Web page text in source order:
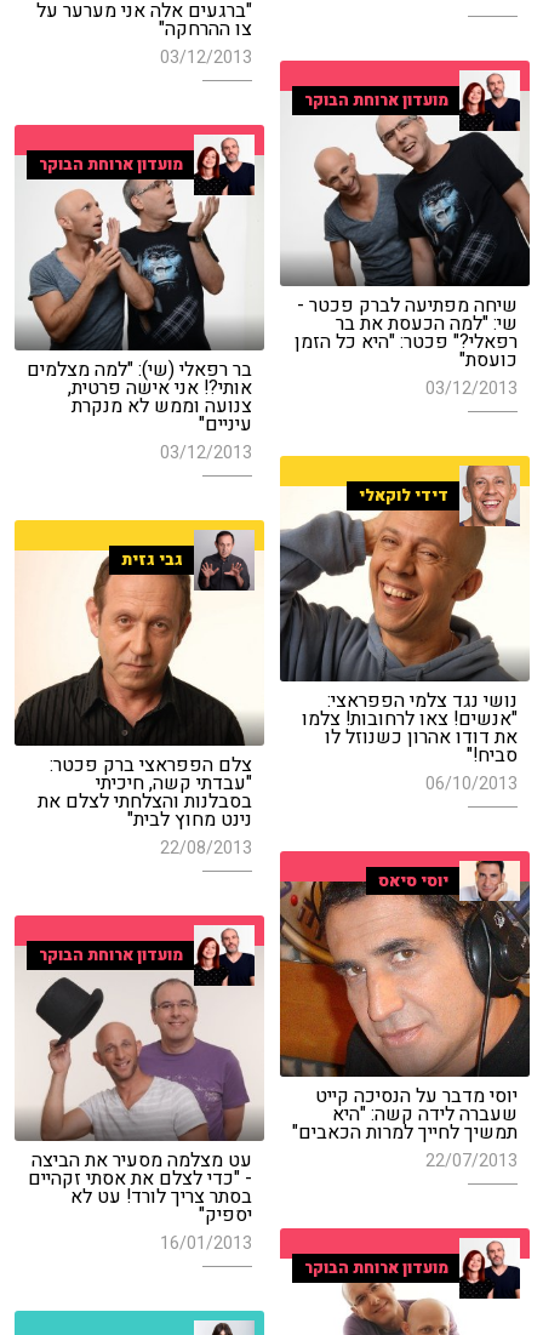
"ברגעים אלה אני מערער על
צו ההרחקה"
03/12/2013
מועדון ארוחת הבוקר
שיחה מפתיעה לברק פכטר -
שי: "למה הכעסת את בר
רפאלי?" פכטר: "היא כל הזמן
כועסת"
03/12/2013
מועדון ארוחת הבוקר
בר רפאלי (שי): "למה מצלמים
אותי?! אני אישה פרטית,
צנועה וממש לא מנקרת
עיניים"
03/12/2013
דידי לוקאלי
נושי נגד צלמי הפפראצי:
"אנשים! צאו לרחובות! צלמו
את דודו אהרון כשנוזל לו
סביח!"
06/10/2013
גבי גזית
צלם הפפראצי ברק פכטר:
"עבדתי קשה, חיכיתי
בסבלנות והצלחתי לצלם את
נינט מחוץ לבית"
22/08/2013
יוסי סיאס
יוסי מדבר על הנסיכה קייט
שעברה לידה קשה: "היא
תמשיך לחייך למרות הכאבים"
22/07/2013
מועדון ארוחת הבוקר
עט מצלמה מסעיר את הביצה
- "כדי לצלם את אסתי זקהיים
בסתר צריך לורד! עט לא
יספיק"
16/01/2013
מועדון ארוחת הבוקר